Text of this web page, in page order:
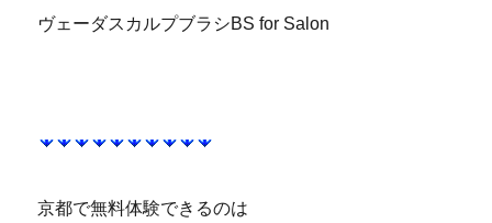
ヴェーダスカルプブラシBS for Salon
京都で無料体験できるのは